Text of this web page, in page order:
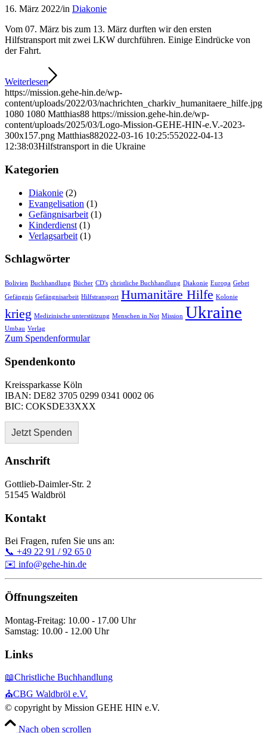
16. März 2022/in Diakonie
Vom 07. März bis zum 13. März durften wir den ersten
Hilfstransport mit zwei LKW durchführen. Einige Eindrücke von
der Fahrt.
Weiterlesen
https://mission.gehe-hin.de/wp-
content/uploads/2022/03/nachrichten_charkiv_humanitaere_hilfe.jpg
1080 1080 Matthias88 https://mission.gehe-hin.de/wp-
content/uploads/2025/03/Logo-Mission-GEHE-HIN-e.V.-2023-
300x157.png Matthias882022-03-16 10:25:552022-04-13
12:38:03Hilfstransport in die Ukraine
Kategorien
Diakonie (2)
Evangelisation (1)
Gefängnisarbeit (1)
Kinderdienst (1)
Verlagsarbeit (1)
Schlagwörter
Bolivien Buchhandlung Bücher CD's christliche Buchhandlung Diakonie Europa Gebet
Gefängnis Gefängnisarbeit Hilfstransport Humanitäre Hilfe Kolonie
krieg Medizinische unterstützung Menschen in Not Mission Ukraine
Umbau Verlag
Zum Spendenformular
Spendenkonto
Kreissparkasse Köln
IBAN: DE82 3705 0299 0341 0002 06
BIC: COKSDE33XXX
Jetzt Spenden
Anschrift
Gottlieb-Daimler-Str. 2
51545 Waldbröl
Kontakt
Bei Fragen, rufen Sie uns an:
📞 +49 22 91 / 92 65 0
✉️ info@gehe-hin.de
Öffnungszeiten
Montag-Freitag: 10.00 - 17.00 Uhr
Samstag: 10.00 - 12.00 Uhr
Links
📖Christliche Buchhandlung
⛪CBG Waldbröl e.V.
© copyright by Mission GEHE HIN e.V.
Nach oben scrollen